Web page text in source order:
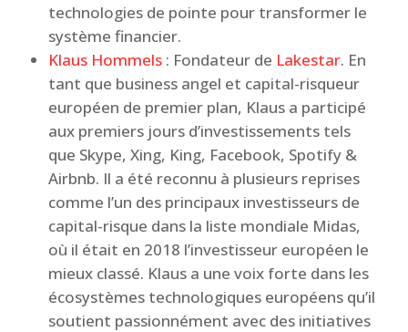
technologies de pointe pour transformer le
système financier.
Klaus Hommels: Fondateur de Lakestar. En
tant que business angel et capital-risqueur
européen de premier plan, Klaus a participé
aux premiers jours d’investissements tels
que Skype, Xing, King, Facebook, Spotify &
Airbnb. Il a été reconnu à plusieurs reprises
comme l’un des principaux investisseurs de
capital-risque dans la liste mondiale Midas,
où il était en 2018 l’investisseur européen le
mieux classé. Klaus a une voix forte dans les
écosystèmes technologiques européens qu’il
soutient passionnément avec des initiatives